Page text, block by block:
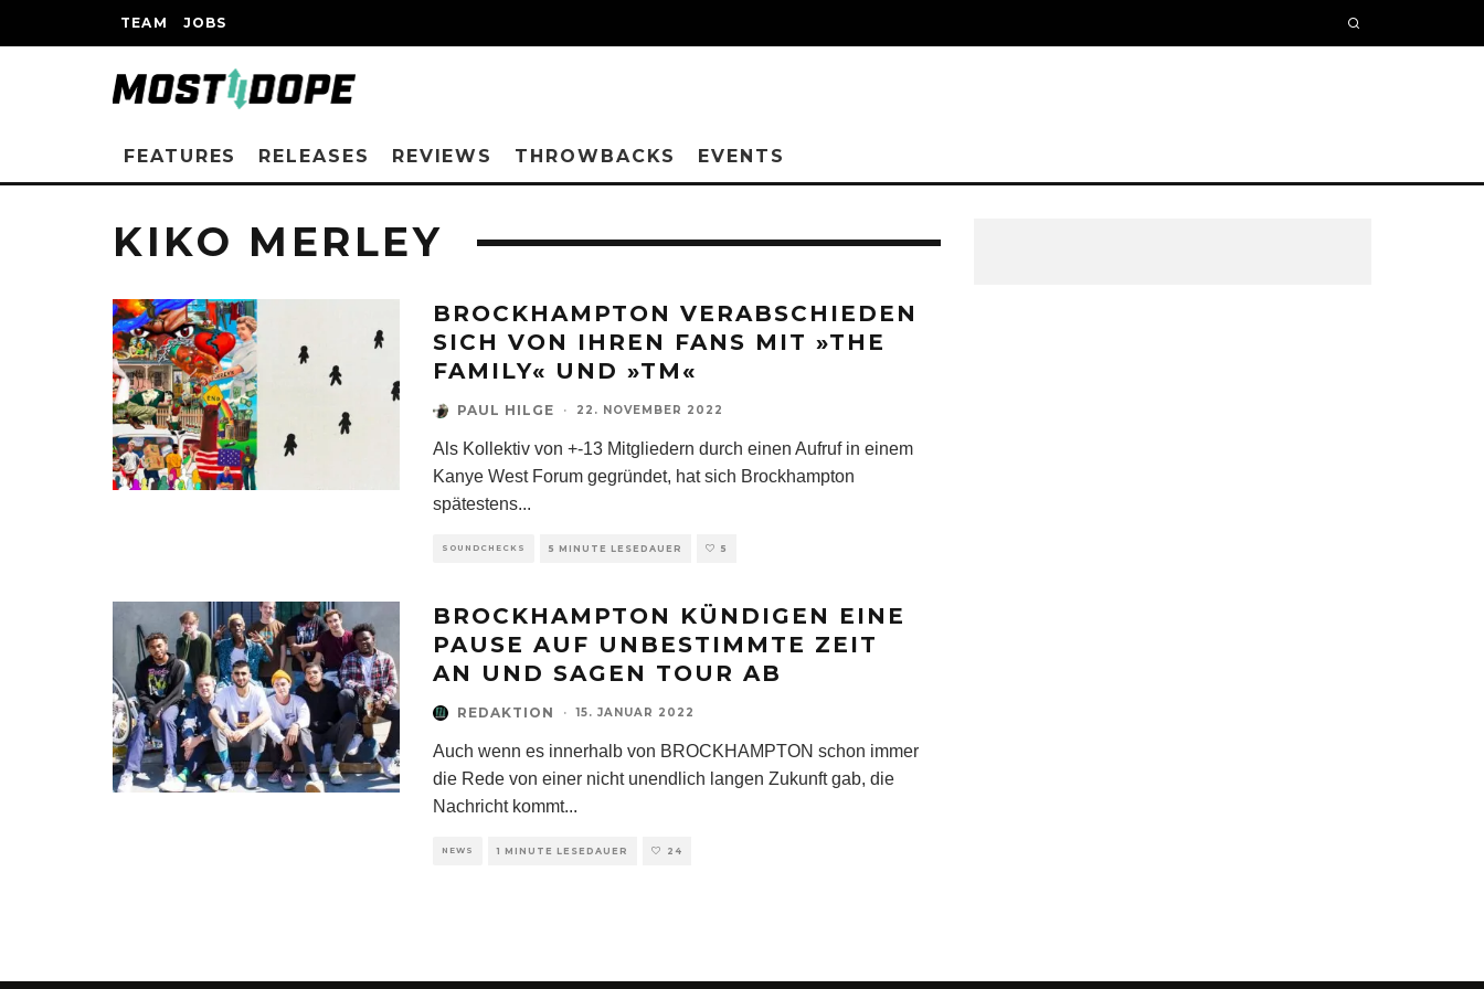
TEAM JOBS
FEATURES RELEASES REVIEWS THROWBACKS EVENTS
KIKO MERLEY
BROCKHAMPTON VERABSCHIEDEN
SICH VON IHREN FANS MIT »THE
FAMILY« UND »TM«
PAUL HILGE · 22. NOVEMBER 2022
Als Kollektiv von +-13 Mitgliedern durch einen Aufruf in einem
Kanye West Forum gegründet, hat sich Brockhampton
spätestens...
SOUNDCHECKS 5 MINUTE LESEDAUER 5
BROCKHAMPTON KÜNDIGEN EINE
PAUSE AUF UNBESTIMMTE ZEIT
AN UND SAGEN TOUR AB
REDAKTION · 15. JANUAR 2022
Auch wenn es innerhalb von BROCKHAMPTON schon immer
die Rede von einer nicht unendlich langen Zukunft gab, die
Nachricht kommt...
NEWS 1 MINUTE LESEDAUER 24